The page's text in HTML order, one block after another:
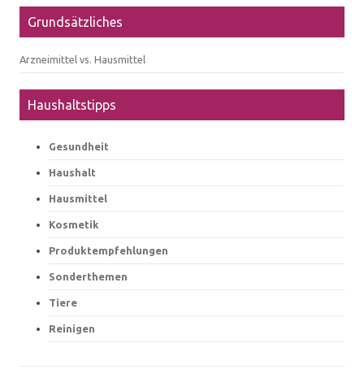
Grundsätzliches
Arzneimittel vs. Hausmittel
Haushaltstipps
Gesundheit
Haushalt
Hausmittel
Kosmetik
Produktempfehlungen
Sonderthemen
Tiere
Reinigen